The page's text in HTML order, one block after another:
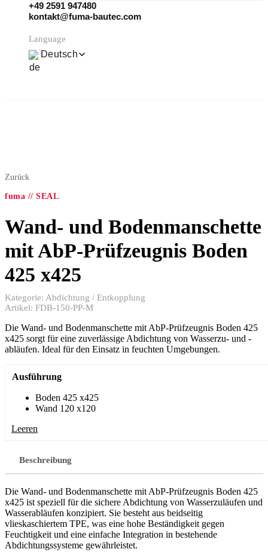
+49 2591 947480
kontakt@fuma-bautec.com
Language
Deutsch
Zurück
fuma // SEAL
Wand- und Bodenmanschette
mit AbP-Prüfzeugnis Boden
425 x425
Kategorie: Abdichtung / Entkopplung
Artikel: FDB-150-PP-M
Die Wand- und Bodenmanschette mit AbP-Prüfzeugnis Boden 425
x425 sorgt für eine zuverlässige Abdichtung von Wasserzu- und -
abläufen. Ideal für den Einsatz in feuchten Umgebungen.
Ausführung
Boden 425 x425
Wand 120 x120
Leeren
Beschreibung
Die Wand- und Bodenmanschette mit AbP-Prüfzeugnis Boden 425
x425 ist speziell für die sichere Abdichtung von Wasserzuläufen und
Wasserabläufen konzipiert. Sie besteht aus beidseitig
vlieskaschiertem TPE, was eine hohe Beständigkeit gegen
Feuchtigkeit und eine einfache Integration in bestehende
Abdichtungssysteme gewährleistet.